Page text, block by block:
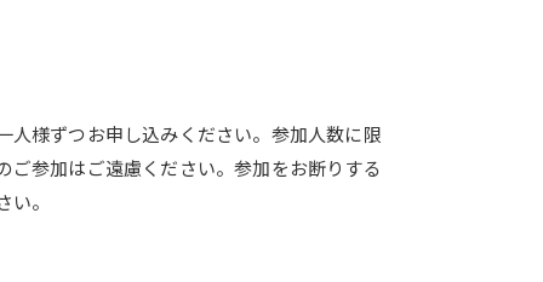
人様ずつお申し込みください。参加人数に限
ご参加はご遠慮ください。参加をお断りする
。